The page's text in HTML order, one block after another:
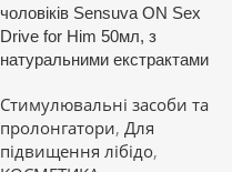
чоловіків Sensuva ON Sex
Drive for Him 50мл, з
натуральними екстрактами
Стимулювальні засоби та
пролонгатори, Для
підвищення лібідо,